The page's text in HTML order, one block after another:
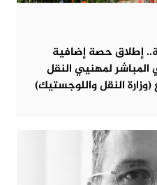
إطلاق حصة إضافية
المباشر لمهنيي النقل
النقل واللوجستيك)